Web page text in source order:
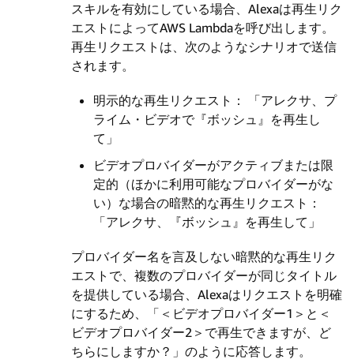
スキルを有効にしている場合、Alexaは再生リク
エストによってAWS Lambdaを呼び出します。
再生リクエストは、次のようなシナリオで送信
されます。
明示的な再生リクエスト： 「アレクサ、プ
ライム・ビデオで『ボッシュ』を再生し
て」
ビデオプロバイダーがアクティブまたは限
定的（ほかに利用可能なプロバイダーがな
い）な場合の暗黙的な再生リクエスト：
「アレクサ、『ボッシュ』を再生して」
プロバイダー名を言及しない暗黙的な再生リク
エストで、複数のプロバイダーが同じタイトル
を提供している場合、Alexaはリクエストを明確
にするため、「＜ビデオプロバイダー1＞と＜
ビデオプロバイダー2＞で再生できますが、ど
ちらにしますか？」のように応答します。